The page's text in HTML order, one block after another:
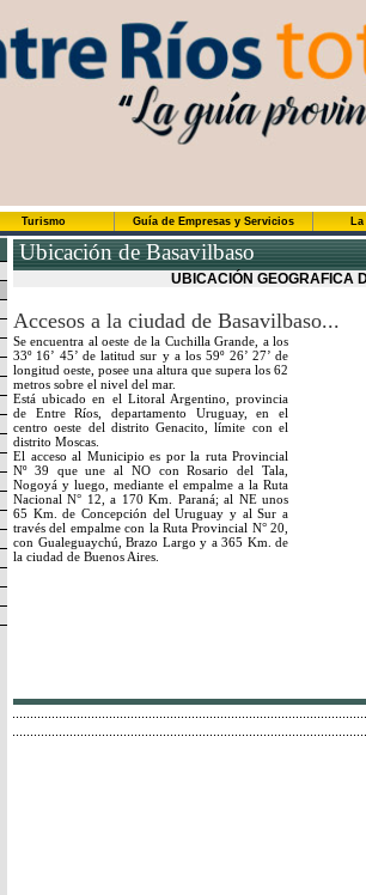
Turismo Guía de Empresas y Servicios
Ubicación de Basavilbaso
UBICACIÓN GEOGRAFICA
Accesos a la ciudad de Basavilbaso...
Se encuentra al oeste de la Cuchilla Grande, a los
33º 16’ 45’ de latitud sur y a los 59º 26’ 27’ de
longitud oeste, posee una altura que supera los 62
metros sobre el nivel del mar.
Está ubicado en el Litoral Argentino, provincia
de Entre Ríos, departamento Uruguay, en el
centro oeste del distrito Genacito, límite con el
distrito Moscas.
El acceso al Municipio es por la ruta Provincial
Nº 39 que une al NO con Rosario del Tala,
Nogoyá y luego, mediante el empalme a la Ruta
Nacional N° 12, a 170 Km. Paraná; al NE unos
65 Km. de Concepción del Uruguay y al Sur a
través del empalme con la Ruta Provincial N° 20,
con Gualeguaychú, Brazo Largo y a 365 Km. de
la ciudad de Buenos Aires.